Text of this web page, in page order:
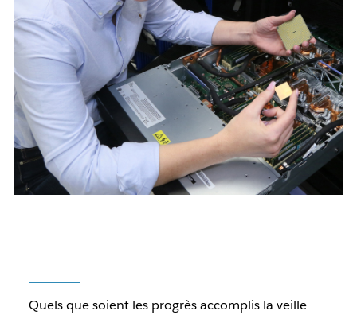
Quels que soient les progrès accomplis la veille